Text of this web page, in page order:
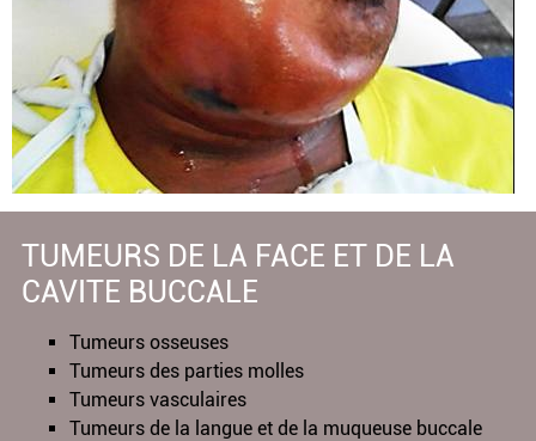
TUMEURS DE LA FACE ET DE LA
CAVITE BUCCALE
Tumeurs osseuses
Tumeurs des parties molles
Tumeurs vasculaires
Tumeurs de la langue et de la muqueuse buccale